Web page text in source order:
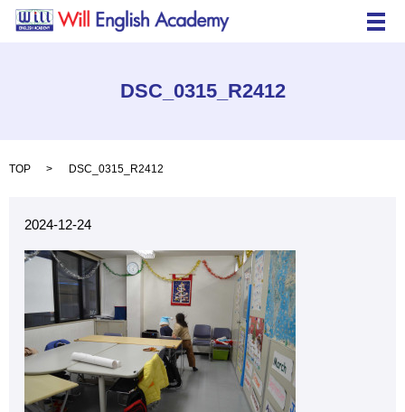
メ
DSC_0315_R2412
TOP DSC_0315_R2412
2024-12-24